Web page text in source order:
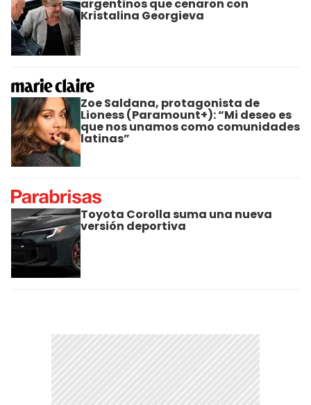
argentinos que cenaron con
Kristalina Georgieva
Zoe Saldana, protagonista de
Lioness (Paramount+): “Mi deseo es
que nos unamos como comunidades
latinas”
Toyota Corolla suma una nueva
versión deportiva